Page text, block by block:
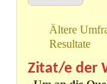
Ältere
Resultate
Zitat/e der